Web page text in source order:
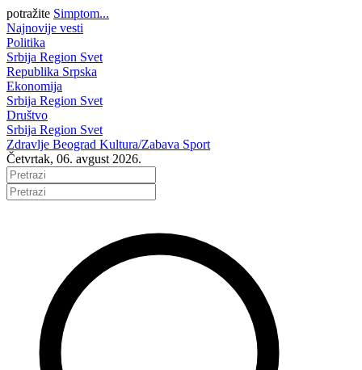
potražite Simptom...
Najnovije vesti
Politika
Srbija Region Svet
Republika Srpska
Ekonomija
Srbija Region Svet
Društvo
Srbija Region Svet
Zdravlje Beograd Kultura/Zabava Sport
Četvrtak, 06. avgust 2026.